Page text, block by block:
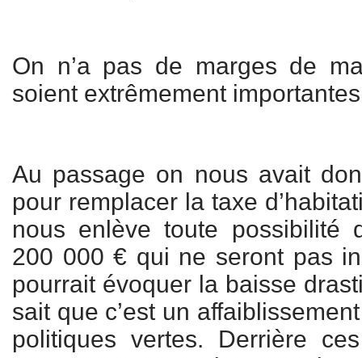
On n’a pas de marges de
soient extrêmement
Au passage on nous avait
pour remplacer la taxe
nous enlève toute possibilité
200 000 € qui ne seront pas
pourrait évoquer la baisse
sait que c’est un
politiques vertes. Derrière